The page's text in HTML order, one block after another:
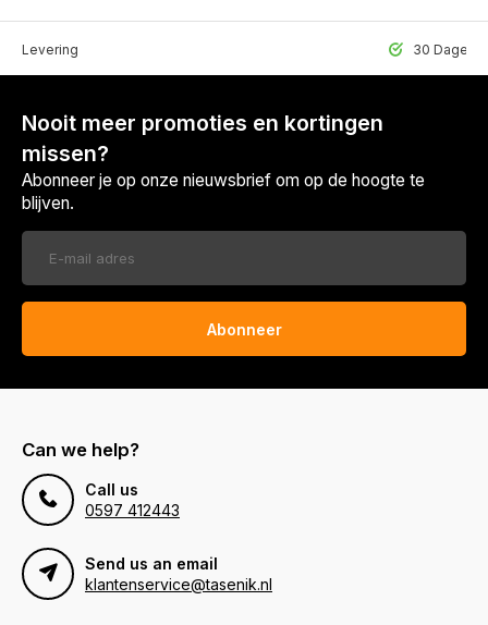
Levering 30 Dagen
Nooit meer promoties en kortingen
missen?
Abonneer je op onze nieuwsbrief om op de hoogte te
blijven.
Abonneer
Can we help?
Call us
0597 412443
Send us an email
klantenservice@tasenik.nl